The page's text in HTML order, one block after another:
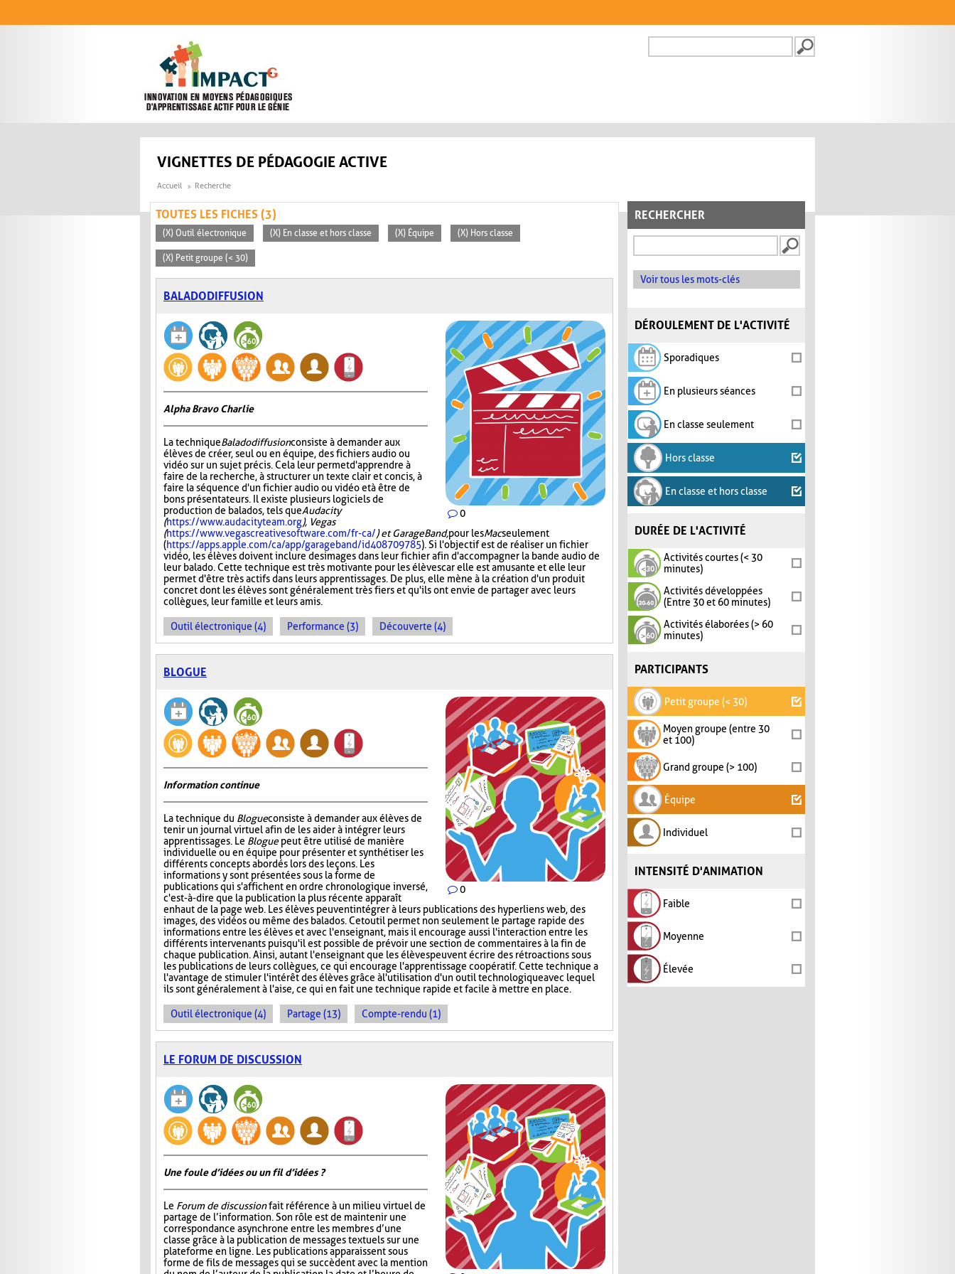
FORMULAIRE DE
VIGNETTES DE PÉDAGOGIE ACTIVE
Accueil Recherche
RECHERCHER
Voir tous les mots-clés
DÉROULEMENT DE L'ACTIVITÉ
Sporadiques
En plusieurs séances
En classe seulement
Hors classe
En classe et hors classe
DURÉE DE L'ACTIVITÉ
Activités courtes (< 30
minutes)
Activités développées
(Entre 30 et 60 minutes)
Activités élaborées (> 60
minutes)
PARTICIPANTS
Petit groupe (< 30)
Moyen groupe (entre 30
et 100)
Grand groupe (> 100)
Équipe
Individuel
INTENSITÉ D'ANIMATION
Faible
Moyenne
Élevée
TOUTES LES FICHES (3)
(X) Outil électronique (X) En classe et hors classe (X) Équipe (X) Hors classe
(X) Petit groupe (< 30)
BALADODIFFUSION
0
Alpha Bravo Charlie
La techniqueBaladodiffusionconsiste à demander aux
élèves de créer, seul ou en équipe, des fichiers audio ou
vidéo sur un sujet précis. Cela leur permet d'apprendre à
faire de la recherche, à structurer un texte clair et concis, à
faire la séquence d'un fichier audio ou vidéo et à être de
bons présentateurs. Il existe plusieurs logiciels de
production de balados, tels queAudacity
(https://www.audacityteam.org), Vegas
(https://www.vegascreativesoftware.com/fr-ca/) et GarageBand,pour lesMacseulement
(https://apps.apple.com/ca/app/garageband/id408709785). Si l'objectif est de réaliser un fichier
vidéo, les élèves doivent inclure des images dans leur fichier afin d'accompagner la bande audio de
leur balado. Cette technique est très motivante pour les élèves car elle est amusante et elle leur
permet d'être très actifs dans leurs apprentissages. De plus, elle mène à la création d'un produit
concret dont les élèves sont généralement très fiers et qu'ils ont envie de partager avec leurs
collègues, leur famille et leurs amis.
Outil électronique (4) Performance (3) Découverte (4)
BLOGUE
0
Information continue
La technique du Blogueconsiste à demander aux élèves de
tenir un journal virtuel afin de les aider à intégrer leurs
apprentissages. Le Bloguepeut être utilisé de manière
individuelle ou en équipe pour présenter et synthétiser les
différents concepts abordés lors des leçons. Les
informations y sont présentées sous la forme de
publications qui s'affichent en ordre chronologique inversé,
c'est-à-dire que la publication la plus récente apparaît
en haut de la page web. Les élèves peuvent intégrer à leurs publications des hyperliens web, des
images, des vidéos ou même des balados. Cet outil permet non seulement le partage rapide des
informations entre les élèves et avec l'enseignant, mais il encourage aussi l'interaction entre les
différents intervenants puisqu'il est possible de prévoir une section de commentaires à la fin de
chaque publication. Ainsi, autant l'enseignant que les élèves peuvent écrire des rétroactions sous
les publications de leurs collègues, ce qui encourage l'apprentissage coopératif. Cette technique a
l'avantage de stimuler l'intérêt des élèves grâce à l'utilisation d'un outil technologique avec lequel
ils sont généralement à l'aise, ce qui en fait une technique rapide et facile à mettre en place.
Outil électronique (4) Partage (13) Compte-rendu (1)
LE FORUM DE DISCUSSION
Une foule d’idées ou un fil d’idées ?
Le Forum de discussionfait référence à un milieu virtuel de
partage de l’information. Son rôle est de maintenir une
correspondance asynchrone entre les membres d’une
classe grâce à la publication de messages textuels sur une
plateforme en ligne. Les publications apparaissent sous
forme de fils de messages qui se succèdent avec la mention